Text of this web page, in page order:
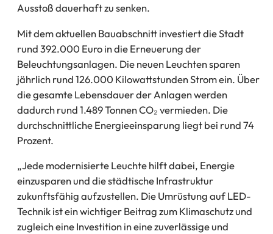
Ausstoß dauerhaft zu senken.
Mit dem aktuellen Bauabschnitt investiert die Stadt
rund 392.000 Euro in die Erneuerung der
Beleuchtungsanlagen. Die neuen Leuchten sparen
jährlich rund 126.000 Kilowattstunden Strom ein. Über
die gesamte Lebensdauer der Anlagen werden
dadurch rund 1.489 Tonnen CO₂ vermieden. Die
durchschnittliche Energieeinsparung liegt bei rund 74
Prozent.
„Jede modernisierte Leuchte hilft dabei, Energie
einzusparen und die städtische Infrastruktur
zukunftsfähig aufzustellen. Die Umrüstung auf LED-
Technik ist ein wichtiger Beitrag zum Klimaschutz und
zugleich eine Investition in eine zuverlässige und